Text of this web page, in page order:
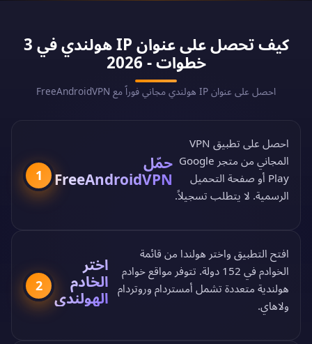
كيف تحصل على عنوان IP هولندي في 3
خطوات - 2026
احصل على عنوان IP هولندي مجاني فوراً مع FreeAndroidVPN
1
حمّل
FreeAndroidVPN
احصل على تطبيق VPN
المجاني من
متجر Google
Play أو صفحة التحميل
الرسمية. لا يتطلب تسجيلاً.
2
اختر
الخادم
الهولندي
افتح التطبيق واختر هولندا من قائمة
الخوادم في 152 دولة
. تتوفر مواقع خوادم
هولندية متعددة تشمل أمستردام وروتردام
ولاهاي.